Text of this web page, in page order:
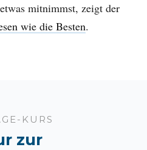
mitnimmst, zeigt der
wie die Besten.
KURS
zur